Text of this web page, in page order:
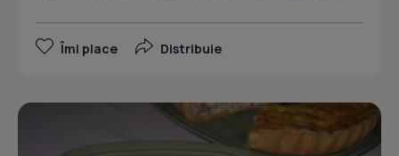
Îmi place Distribuie